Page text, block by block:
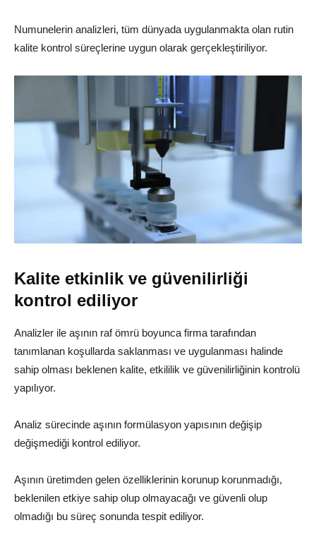
Numunelerin analizleri, tüm dünyada uygulanmakta olan rutin
kalite kontrol süreçlerine uygun olarak gerçekleştiriliyor.
Kalite etkinlik ve güvenilirliği
kontrol ediliyor
Analizler ile aşının raf ömrü boyunca firma tarafından
tanımlanan koşullarda saklanması ve uygulanması halinde
sahip olması beklenen kalite, etkililik ve güvenilirliğinin kontrolü
yapılıyor.
Analiz sürecinde aşının formülasyon yapısının değişip
değişmediği kontrol ediliyor.
Aşının üretimden gelen özelliklerinin korunup korunmadığı,
beklenilen etkiye sahip olup olmayacağı ve güvenli olup
olmadığı bu süreç sonunda tespit ediliyor.